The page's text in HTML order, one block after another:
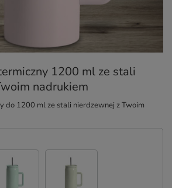
1200 ml ze stali
nadrukiem
do 1200 ml ze stali nierdzewnej z Twoim